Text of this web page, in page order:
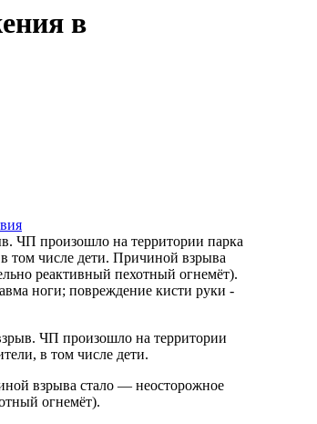
в
в том числе дети.
взрыва стало — неосторожное
огнемёт).